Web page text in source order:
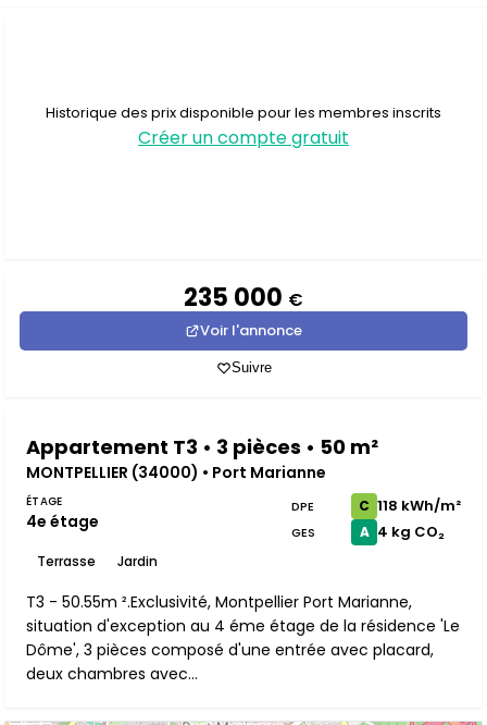
Historique des prix disponible pour les membres inscrits
Créer un compte gratuit
235 000 €
Voir l'annonce
Suivre
Appartement T3 • 3 pièces • 50 m²
MONTPELLIER (34000) • Port Marianne
ÉTAGE
4e étage
Terrasse Jardin
DPE C 118 kWh/m²
GES A 4 kg CO₂
T3 - 50.55m ².Exclusivité, Montpellier Port Marianne,
situation d'exception au 4 éme étage de la résidence 'Le
Dôme', 3 pièces composé d'une entrée avec placard,
deux chambres avec...